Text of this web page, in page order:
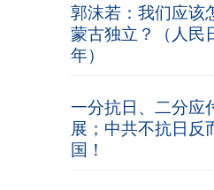
郭沫若：我们应该
蒙古独立？（人民
年）
一分抗日、二分应
展；中共不抗日反
国！